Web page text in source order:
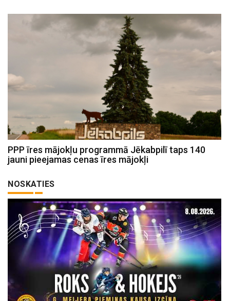
PPP īres mājokļu programmā Jēkabpilī taps 140
jauni pieejamas cenas īres mājokļi
NOSKATIES